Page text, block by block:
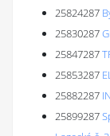
25824287
25830287
25847287
25853287
25882287
25899287